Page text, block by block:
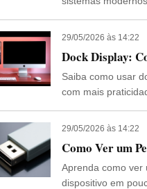
29/05/2026 às 14:22
Dock Display:
Saiba como usar
com mais
29/05/2026 às 14:22
Como Ver um
Aprenda como ver
dispositivo em